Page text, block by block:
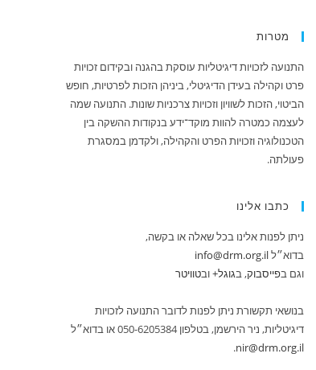
מטרות
התנועה לזכויות דיגיטליות עוסקת בהגנה ובקידום זכויות
פרט וקהילה בעידן הדיגיטלי, ביניהן הזכות לפרטיות, חופש
הביטוי, הזכות לשוויון וזכויות צרכניות שונות. התנועה שמה
לעצמה כמטרה להוות מוקד־ידע בנקודות ההשקה בין
הטכנולוגיה וזכויות הפרט והקהילה, ולקדמן במסגרת
פעולתה.
כתבו אלינו
ניתן לפנות אלינו בכל שאלה או בקשה,
בדוא״לinfo@drm.org.il
וגם ב‪פייסבוק‬‏, ב‪גוגל+ובטוויטר
בנושאי תקשורת ניתן לפנות לדובר התנועה לזכויות
דיגיטליות, ניר הירשמן, בטלפון 050-6205384 או בדוא״ל
nir@drm.org.il
.